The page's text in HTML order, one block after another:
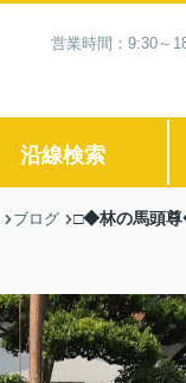
営業時間：9:30～
沿線検索
ブログ □◆林の馬頭